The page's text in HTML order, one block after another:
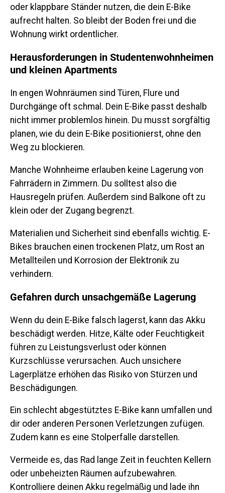
oder klappbare Ständer nutzen, die dein E-Bike
aufrecht halten. So bleibt der Boden frei und die
Wohnung wirkt ordentlicher.
Herausforderungen in Studentenwohnheimen
und kleinen Apartments
In engen Wohnräumen sind Türen, Flure und
Durchgänge oft schmal. Dein E-Bike passt deshalb
nicht immer problemlos hinein. Du musst sorgfältig
planen, wie du dein E-Bike positionierst, ohne den
Weg zu blockieren.
Manche Wohnheime erlauben keine Lagerung von
Fahrrädern in Zimmern. Du solltest also die
Hausregeln prüfen. Außerdem sind Balkone oft zu
klein oder der Zugang begrenzt.
Materialien und Sicherheit sind ebenfalls wichtig. E-
Bikes brauchen einen trockenen Platz, um Rost an
Metallteilen und Korrosion der Elektronik zu
verhindern.
Gefahren durch unsachgemäße Lagerung
Wenn du dein E-Bike falsch lagerst, kann das Akku
beschädigt werden. Hitze, Kälte oder Feuchtigkeit
führen zu Leistungsverlust oder können
Kurzschlüsse verursachen. Auch unsichere
Lagerplätze erhöhen das Risiko von Stürzen und
Beschädigungen.
Ein schlecht abgestütztes E-Bike kann umfallen und
dir oder anderen Personen Verletzungen zufügen.
Zudem kann es eine Stolperfalle darstellen.
Vermeide es, das Rad lange Zeit in feuchten Kellern
oder unbeheizten Räumen aufzubewahren.
Kontrolliere deinen Akku regelmäßig und lade ihn